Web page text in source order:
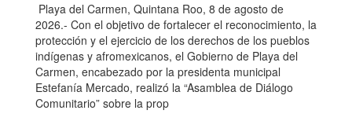
Playa del Carmen, Quintana Roo, 8 de agosto de
2026.- Con el objetivo de fortalecer el reconocimiento, la
protección y el ejercicio de los derechos de los pueblos
indígenas y afromexicanos, el Gobierno de Playa del
Carmen, encabezado por la presidenta municipal
Estefanía Mercado, realizó la “Asamblea de Diálogo
Comunitario” sobre la prop